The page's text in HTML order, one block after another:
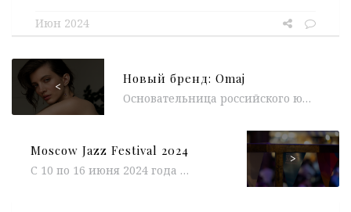
Июн 2024
<
Новый бренд: Omaj
Основательница российского ювелирного Дома Omaj Юлия Кружков создает историю бренда, черпая вдохновение в прошлом. Это стремление отражено и в названии...
Moscow Jazz Festival 2024
С 10 по 16 июня 2024 года в Москве пройдёт один из самых масштабных джазовых фестивалей мира. На протяжении 7...
>